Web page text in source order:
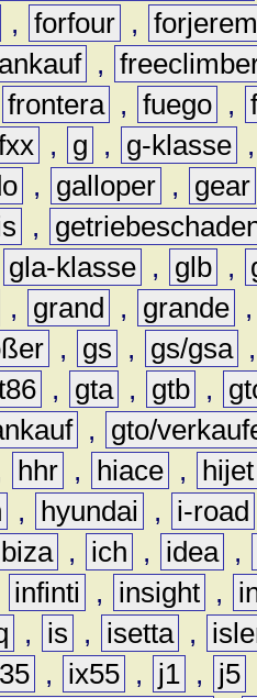
, forfour ,
,
frontera , fuego ,
, g , g-klasse
, galloper ,
gear
,
gla-klasse , glb ,
, grand , grande
, gs , gs/gsa
, gta , gtb ,
,
gto/
hhr , hiace ,
hijet
, hyundai ,
i-road
, ich , idea ,
infinti , insight ,
, is , isetta ,
, ix55 , j1 , j5